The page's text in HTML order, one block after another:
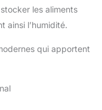
les aliments
ainsi l’humidité.
qui apportent